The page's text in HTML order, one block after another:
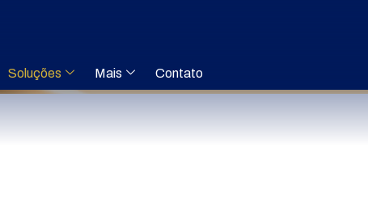
Soluções Mais Contato